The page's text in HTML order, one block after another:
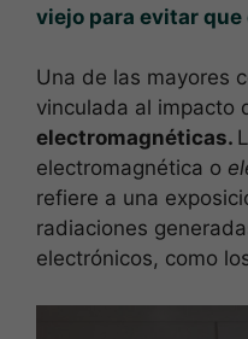
viejo para evitar
Una de las mayores
vinculada al impacto
electromagnéticas.
electromagnética o
refiere a una
radiaciones
electrónicos, como